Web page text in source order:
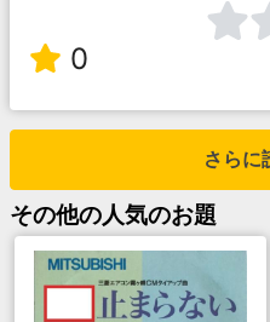
0
さらに
その他の人気のお題